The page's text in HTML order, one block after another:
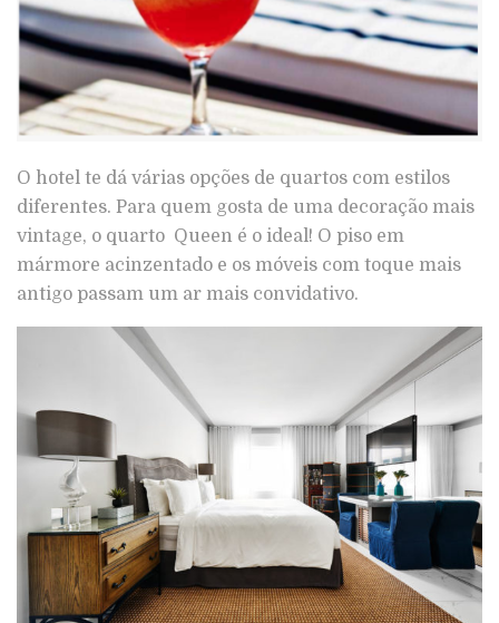
O hotel te dá várias opções de quartos com estilos
diferentes. Para quem gosta de uma decoração mais
vintage, o quarto Queen é o ideal! O piso em
mármore acinzentado e os móveis com toque mais
antigo passam um ar mais convidativo.